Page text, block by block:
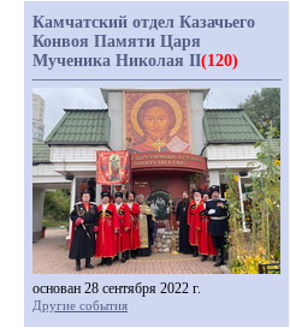
Камчатский отдел Казачьего
Конвоя Памяти Царя
Мученика Николая II(120)
основан 28 сентября 2022 г.
Другие события